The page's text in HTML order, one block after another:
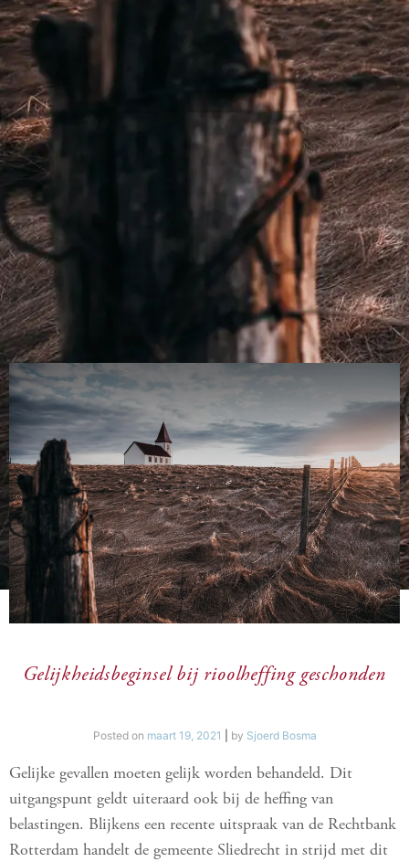
Gelijkheidsbeginsel bij rioolheffing geschonden
Posted on maart 19, 2021 by Sjoerd Bosma
Gelijke gevallen moeten gelijk worden behandeld. Dit
uitgangspunt geldt uiteraard ook bij de heffing van
belastingen. Blijkens een recente uitspraak van de Rechtbank
Rotterdam handelt de gemeente Sliedrecht in strijd met dit